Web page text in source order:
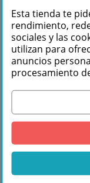
Vonyx
Pasivo 8″
/ 400 W
Ver
Esta tienda te
rendimiento,
sociales y las
utilizan para
anuncios
procesamiento